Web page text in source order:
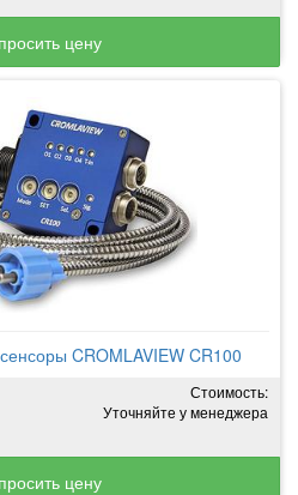
цену
CROMLAVIEW CR100
Стоимость:
Уточняйте у менеджера
цену